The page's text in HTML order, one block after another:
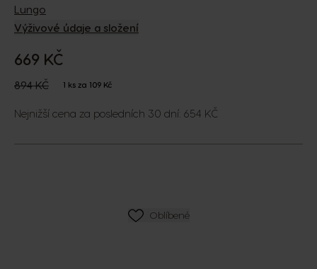
Lungo
Výživové údaje a složení
The price depends on the chosen options
Regular Price
894 KČ
669 KČ
1 ks za 109 Kč
Nejnižší cena za posledních 30 dní: 654 KČ
SEZNAM PŘÁNÍ
Oblíbené